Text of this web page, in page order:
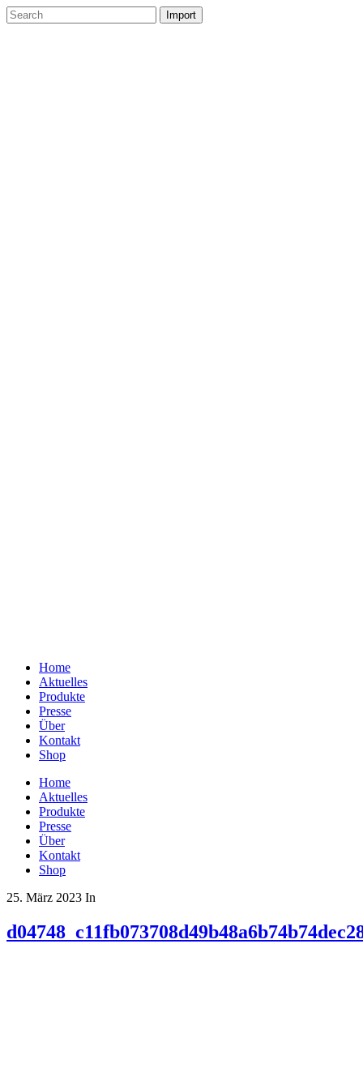
Home
Aktuelles
Produkte
Presse
Über
Kontakt
Shop
Home
Aktuelles
Produkte
Presse
Über
Kontakt
Shop
25. März 2023 In